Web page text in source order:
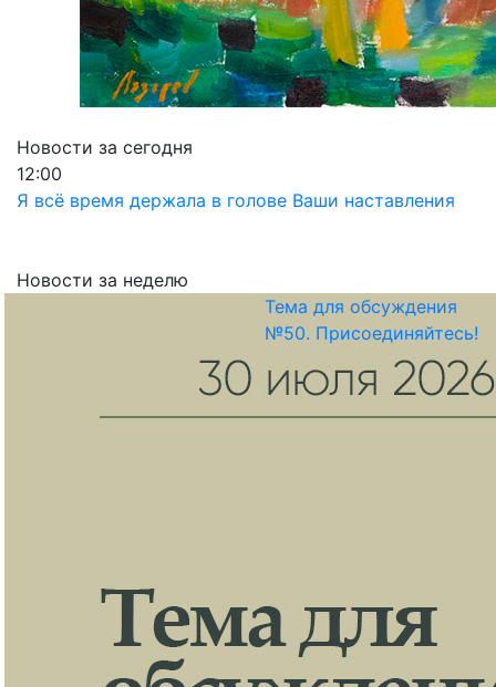
Новости за сегодня
12:00
Я всё время держала в голове Ваши наставления
Новости за неделю
Тема для обсуждения
№50. Присоединяйтесь!